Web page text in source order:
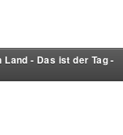
- Das ist der Tag -